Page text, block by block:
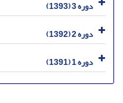
دوره 3 (1393)
دوره 2 (1392)
دوره 1 (1391)